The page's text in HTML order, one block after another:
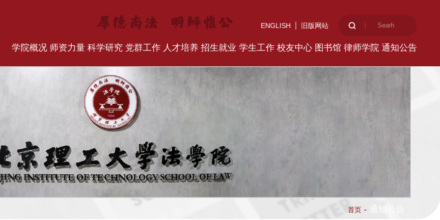
ENGLISH 旧版网站
学院概况 师资力量 科学研究 党群工作 人才培养 招生就业 学生工作 校友中心 图书馆 律师学院 通知公告
首页 -